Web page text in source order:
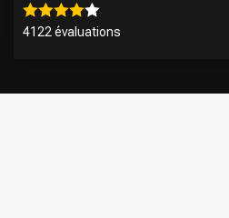
4122 évaluations